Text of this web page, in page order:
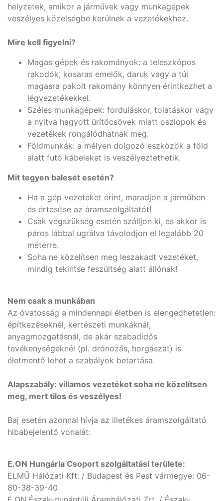
helyzetek, amikor a járművek vagy munkagépek
veszélyes közelségbe kerülnek a vezetékekhez.
Mire kell figyelni?
Magas gépek és rakományok: a teleszkópos
rakodók, kosaras emelők, daruk vagy a túl
magasra pakolt rakomány könnyen érintkezhet a
légvezetékekkel.
Széles munkagépek: forduláskor, tolatáskor vagy
a nyitva hagyott ürítőcsövek miatt oszlopok és
vezetékek rongálódhatnak meg.
Földmunkák: a mélyen dolgozó eszközök a föld
alatt futó kábeleket is veszélyeztethetik.
Mit tegyen baleset esetén?
Ha a gép vezetéket érint, maradjon a járműben
és értesítse az áramszolgáltatót!
Csak végszükség esetén szálljon ki, és akkor is
páros lábbal ugrálva távolodjon el legalább 20
méterre.
Soha ne közelítsen meg leszakadt vezetéket,
mindig tekintse feszültség alatt állónak!
Nem csak a munkában
Az óvatosság a mindennapi életben is elengedhetetlen:
építkezéseknél, kertészeti munkáknál,
anyagmozgatásnál, de akár szabadidős
tevékenységeknél (pl. drónozás, horgászat) is
életmentő lehet a szabályok betartása.
Alapszabály: villamos vezetéket soha ne közelítsen
meg, mert tilos és veszélyes!
Baj esetén azonnal hívja az illetékes áramszolgáltató
hibabejelentő vonalát:
E.ON Hungária Csoport szolgáltatási területe:
ELMŰ Hálózati Kft. / Budapest és Pest vármegye: 06-
80-38-39-40